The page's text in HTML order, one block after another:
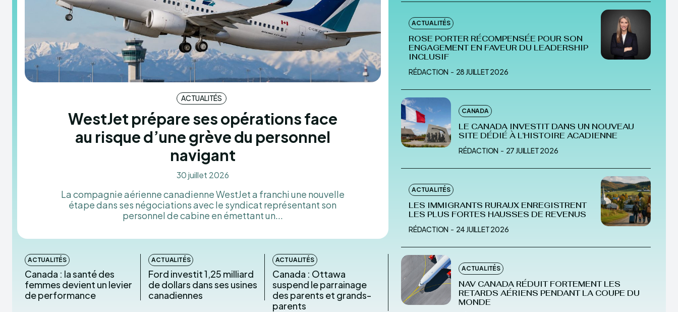
ACTUALITÉS
WestJet prépare ses opérations face
au risque d’une grève du personnel
navigant
30 juillet 2026
La compagnie aérienne canadienne WestJet a franchi une nouvelle
étape dans ses négociations avec le syndicat représentant son
personnel de cabine en émettant un...
ACTUALITÉS
Canada : la santé des
femmes devient un levier
de performance
ACTUALITÉS
Ford investit 1,25 milliard
de dollars dans ses usines
canadiennes
ACTUALITÉS
Canada : Ottawa
suspend le parrainage
des parents et grands-
parents
ACTUALITÉS
ROSE PORTER RÉCOMPENSÉE POUR SON
ENGAGEMENT EN FAVEUR DU LEADERSHIP
INCLUSIF
RÉDACTION - 28 JUILLET 2026
CANADA
LE CANADA INVESTIT DANS UN NOUVEAU
SITE DÉDIÉ À L’HISTOIRE ACADIENNE
RÉDACTION - 27 JUILLET 2026
ACTUALITÉS
LES IMMIGRANTS RURAUX ENREGISTRENT
LES PLUS FORTES HAUSSES DE REVENUS
RÉDACTION - 24 JUILLET 2026
ACTUALITÉS
NAV CANADA RÉDUIT FORTEMENT LES
RETARDS AÉRIENS PENDANT LA COUPE DU
MONDE